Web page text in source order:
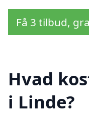
Få 3 tilbud,
Hvad
i Linde?